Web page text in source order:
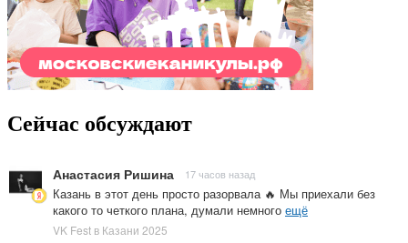
Сейчас обсуждают
Анастасия Ришина 17 часов назад
Казань в этот день просто разорвала 🔥 Мы приехали без
какого то четкого плана, думали немного ещё
VK Fest в Казани 2025